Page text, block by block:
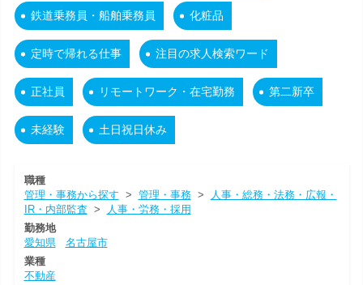
鉄道乗務員・船舶乗務員 化粧品
定時で帰れる仕事 注目の求人検索ワード
正社員 リモートワーク・在宅勤務 第二新卒
未経験 土日祝日休み
職種
管理・事務から探す > 管理・事務>
人事・総務・法務・広報・
IR・内部監査 >
人事・労務・採用
勤務地
愛知県
名古屋市
業種
不動産